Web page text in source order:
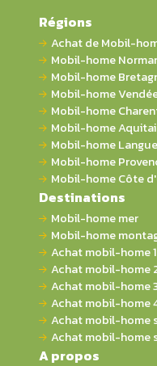
Régions
Achat de Mobil-
Mobil-home
Mobil-home
Mobil-home
Mobil-home
Mobil-home
Mobil-home
Mobil-home
Mobil-home Côte
Destinations
Mobil-home mer
Mobil-home
Achat mobil-home
Achat mobil-home
Achat mobil-home
Achat mobil-home
Achat mobil-home
Achat mobil-home
A propos